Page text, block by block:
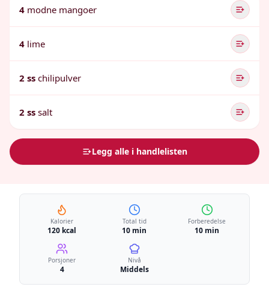
4 modne mangoer
4 lime
2 ss chilipulver
2 ss salt
Legg alle i handlelisten
Kalorier
120 kcal
Total tid
10 min
Forberedelse
10 min
Porsjoner
4
Nivå
Middels